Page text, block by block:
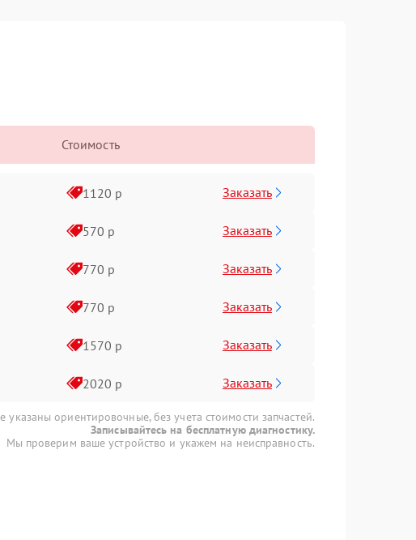
Стоимость
1120 р Заказать
570 р Заказать
770 р Заказать
770 р Заказать
1570 р Заказать
2020 р Заказать
указаны ориентировочные, без учета стоимости запчастей.
Записывайтесь на бесплатную диагностику.
Мы проверим ваше устройство и укажем на неисправность.